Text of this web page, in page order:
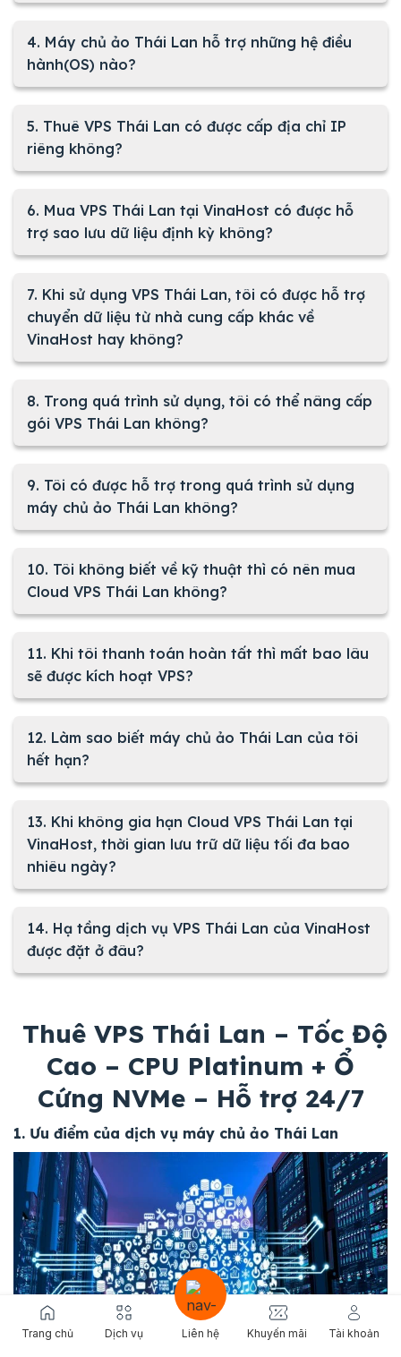
4. Máy chủ ảo Thái Lan hỗ trợ những hệ điều
hành(OS) nào?
5. Thuê VPS Thái Lan có được cấp địa chỉ IP
riêng không?
6. Mua VPS Thái Lan tại VinaHost có được hỗ
trợ sao lưu dữ liệu định kỳ không?
7. Khi sử dụng VPS Thái Lan, tôi có được hỗ trợ
chuyển dữ liệu từ nhà cung cấp khác về
VinaHost hay không?
8. Trong quá trình sử dụng, tôi có thể nâng cấp
gói VPS Thái Lan không?
9. Tôi có được hỗ trợ trong quá trình sử dụng
máy chủ ảo Thái Lan không?
10. Tôi không biết về kỹ thuật thì có nên mua
Cloud VPS Thái Lan không?
11. Khi tôi thanh toán hoàn tất thì mất bao lâu
sẽ được kích hoạt VPS?
12. Làm sao biết máy chủ ảo Thái Lan của tôi
hết hạn?
13. Khi không gia hạn Cloud VPS Thái Lan tại
VinaHost, thời gian lưu trữ dữ liệu tối đa bao
nhiêu ngày?
14. Hạ tầng dịch vụ VPS Thái Lan của VinaHost
được đặt ở đâu?
Thuê VPS Thái Lan – Tốc Độ
Cao – CPU Platinum + Ổ
Cứng NVMe – Hỗ trợ 24/7
1. Ưu điểm của dịch vụ máy chủ ảo Thái Lan
Trang chủ Dịch vụ Liên hệ Khuyến mãi Tài khoản